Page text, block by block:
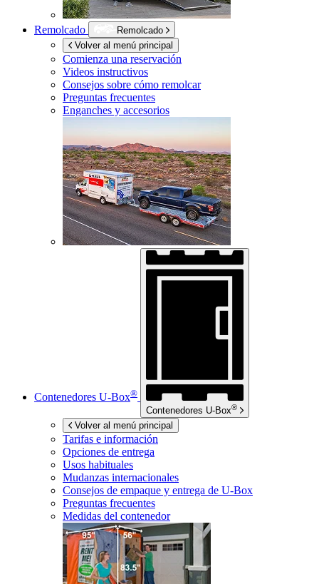
Remolcado
Remolcado
Volver al menú principal
Comienza una reservación
Videos instructivos
Consejos sobre cómo remolcar
Preguntas frecuentes
Enganches y accesorios
Contenedores U-Box®
Contenedores U-Box®
Volver al menú principal
Tarifas e información
Opciones de entrega
Usos habituales
Mudanzas internacionales
Consejos de empaque y entrega de U-Box
Preguntas frecuentes
Medidas del contenedor